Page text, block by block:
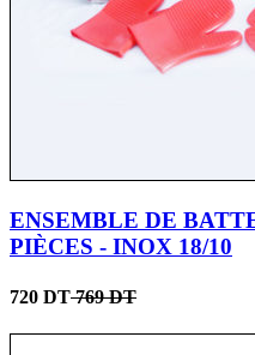
ENSEMBLE DE
PIÈCES - INOX 18/10
720 DT769 DT